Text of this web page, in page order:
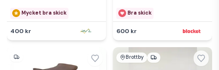
Mycket bra skick
400 kr
Bra skick
600 kr
Brottby